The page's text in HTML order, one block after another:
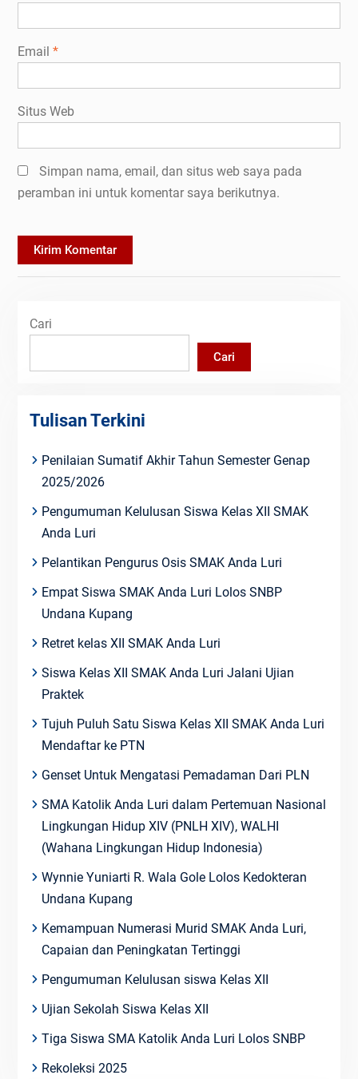
Email *
Situs Web
Simpan nama, email, dan situs web saya pada
peramban ini untuk komentar saya berikutnya.
Cari
Cari
Tulisan Terkini
Penilaian Sumatif Akhir Tahun Semester Genap
2025/2026
Pengumuman Kelulusan Siswa Kelas XII SMAK
Anda Luri
Pelantikan Pengurus Osis SMAK Anda Luri
Empat Siswa SMAK Anda Luri Lolos SNBP
Undana Kupang
Retret kelas XII SMAK Anda Luri
Siswa Kelas XII SMAK Anda Luri Jalani Ujian
Praktek
Tujuh Puluh Satu Siswa Kelas XII SMAK Anda Luri
Mendaftar ke PTN
Genset Untuk Mengatasi Pemadaman Dari PLN
SMA Katolik Anda Luri dalam Pertemuan Nasional
Lingkungan Hidup XIV (PNLH XIV), WALHI
(Wahana Lingkungan Hidup Indonesia)
Wynnie Yuniarti R. Wala Gole Lolos Kedokteran
Undana Kupang
Kemampuan Numerasi Murid SMAK Anda Luri,
Capaian dan Peningkatan Tertinggi
Pengumuman Kelulusan siswa Kelas XII
Ujian Sekolah Siswa Kelas XII
Tiga Siswa SMA Katolik Anda Luri Lolos SNBP
Rekoleksi 2025